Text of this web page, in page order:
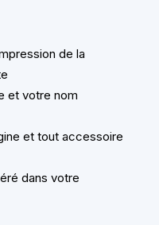
de la
et votre nom
et tout accessoire
dans votre